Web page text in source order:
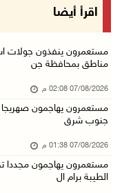
الذهب يتجه لأفضل أداء
قوات الاحتلال تنصب
مستعمرون بحماية
محافظة القدس:
اقرأ أيضا
مستعمرون ينفذون جولات
مناطق بمحافظة جن
07/08/2026 02:08 م
مستعمرون يهاجمون صهريجا
جنوب شرق
07/08/2026 01:38 م
مستعمرون يهاجمون مجددا
الطيبة برام ال